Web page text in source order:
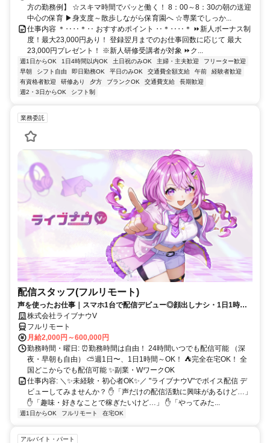
方の勤務例】 ☆スキマ時間でパッと働く！ 8：00～8：30の朝の送迎
中心の保育 ▶身支度～散歩しながら保育園へ ☆専業でしっか...
仕事内容 ＊‥‥＊‥ おすすめポイント ‥＊‥‥＊ ⏩新人ボーナス制
度！最大23,000円あり！ 登録翌月までのお仕事回数に応じて 最大
23,000円プレゼント！ ※新人研修受講者が対象 ⏩ク...
週1日からOK 1日4時間以内OK 土日祝のみOK 主婦・主夫歓迎
フリーター歓迎
早朝
シフト自由 即日勤務OK 平日のみOK 交通費全額支給 午前
経験者歓迎
有資格者歓迎
研修あり 夕方 ブランクOK 交通費支給
長期歓迎
週2・3日からOK
シフト制
業務委託
配信スタッフ(フルリモート)
声を使ったお仕事｜スマホ1台で配信デビュー◎顔出しナシ・1日1時間
～OK♪
株式会社ライブナウV
フルリモート
月給2,000円～600,000円
勤務時間・曜日: ⏰勤務時間は自由！ 24時間いつでも配信可能 （深
夜・早朝も自由） ⛅週1日〜、1日1時間～OK！ ⛺完全在宅OK！ 全
国どこからでも配信可能 ✨副業・WワークOK
仕事内容: ＼✨未経験・初心者OK✨／ "ライブナウV"でボイス配信 デ
ビューしてみませんか？ ✋「声だけの配信活動に興味があるけど…」
✋「趣味・好きなことで稼ぎたいけど…」 ✋「やってみた...
週1日からOK フルリモート 在宅OK
アルバイト・パート